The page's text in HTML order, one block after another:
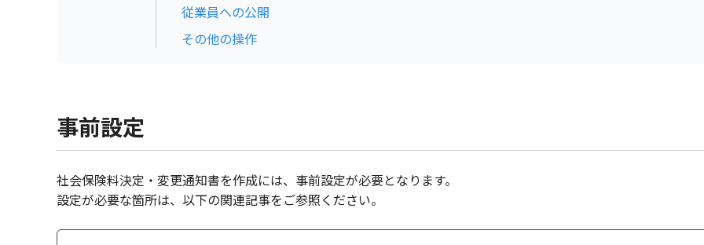
従業員への公開
その他の操作
事前設定
社会保険料決定・変更通知書を作成には、事前設定が必要となります。
設定が必要な箇所は、以下の関連記事をご参照ください。